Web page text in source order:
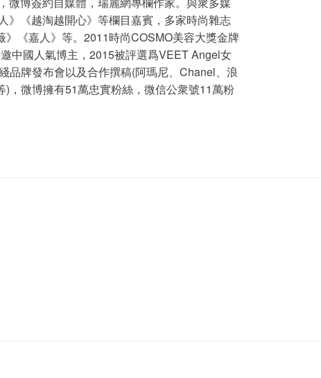
》《越淘越開心》等欄目嘉賓，多家時尚雜志
《嘉人》等。2011時尚COSMO美容大獎金牌
中國人氣博主，2015被評選爲VEET Angel女
品牌發布會以及合作撰稿(阿瑪尼、Chanel、浪
，微博擁有51萬忠實粉絲，微信公衆號11萬粉